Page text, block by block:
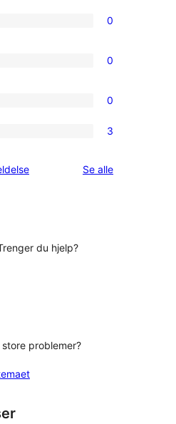
0
0
0
3
Se alleomtalene
du hjelp?
problemer?